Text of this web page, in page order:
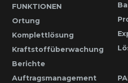
FUNKTIONEN
Ortung
Komplettlösung
Kraftstoffüberwachung
Berichte
Auftragsmanagement